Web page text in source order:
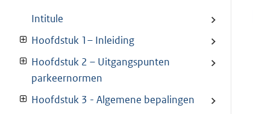
Intitule
Hoofdstuk 1– Inleiding
Hoofdstuk 2 – Uitgangspunten
parkeernormen
Hoofdstuk 3 - Algemene bepalingen